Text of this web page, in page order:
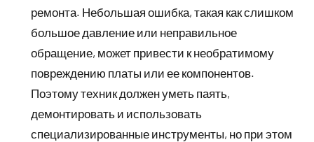
ремонта. Небольшая ошибка, такая как слишком
большое давление или неправильное
обращение, может привести к необратимому
повреждению платы или ее компонентов.
Поэтому техник должен уметь паять,
демонтировать и использовать
специализированные инструменты, но при этом